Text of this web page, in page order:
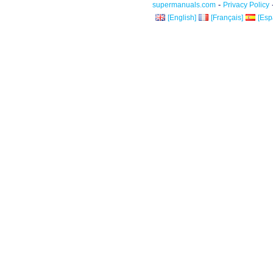
supermanuals.com - Privacy Policy
[English] [Français]